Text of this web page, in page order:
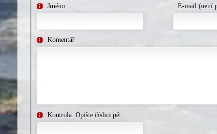
Jméno E-mail (není
Komentář
Kontrola: Opište číslici pět